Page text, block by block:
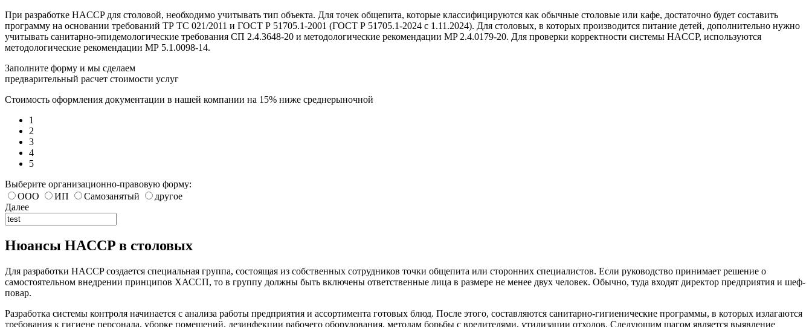
При разработке HACCP для столовой, необходимо учитывать тип объекта. Для точек общепита, которые классифицируются как обычные столовые или кафе, достаточно будет составить
программу на основании требований ТР ТС 021/2011 и ГОСТ Р 51705.1-2001 (ГОСТ Р 51705.1-2024 с 1.11.2024). Для столовых, в которых производится питание детей, дополнительно нужно
учитывать санитарно-эпидемологические требования СП 2.4.3648-20 и методологические рекомендации MP 2.4.0179-20. Для проверки корректности системы HACCP, используются
методологические рекомендации МР 5.1.0098-14.
Заполните форму и мы сделаем
предварительный расчет стоимости услуг
Стоимость оформления документации в нашей компании на 15% ниже среднерыночной
1
2
3
4
5
Выберите организационно-правовую форму:
ООО
ИП Самозанятый
другое
Далее
Нюансы HACCP в столовых
Для разработки HACCP создается специальная группа, состоящая из собственных сотрудников точки общепита или сторонних специалистов. Если руководство принимает решение о
самостоятельном внедрении принципов ХАССП, то в группу должны быть включены ответственные лица в размере не менее двух человек. Обычно, туда входят директор предприятия и шеф-
повар.
Разработка системы контроля начинается с анализа работы предприятия и ассортимента готовых блюд. После этого, составляются санитарно-гигиенические программы, в которых излагаются
требования к гигиене персонала, уборке помещений, дезинфекции рабочего оборудования, методам борьбы с вредителями, утилизации отходов. Следующим шагом является выявление